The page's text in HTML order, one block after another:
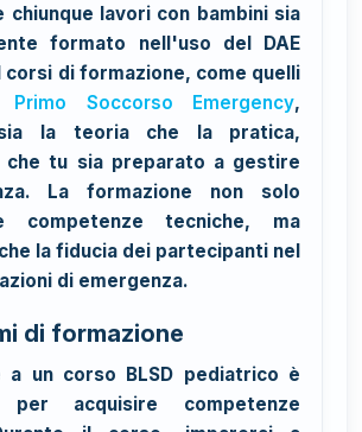
chiunque lavori con bambini sia
formato nell'uso del DAE
corsi di formazione, come quelli
Primo Soccorso Emergency,
sia la teoria che la pratica,
che tu sia preparato a gestire
La formazione non solo
competenze tecniche, ma
la fiducia dei partecipanti nel
di emergenza.
di formazione
a un corso BLSD pediatrico è
per acquisire competenze